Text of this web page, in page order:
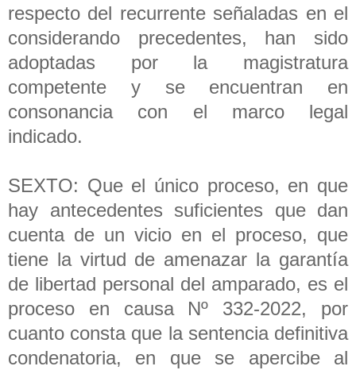
respecto del recurrente señaladas en el
considerando precedentes, han sido
adoptadas por la magistratura
competente y se encuentran en
consonancia con el marco legal
indicado.
SEXTO: Que el único proceso, en que
hay antecedentes suficientes que dan
cuenta de un vicio en el proceso, que
tiene la virtud de amenazar la garantía
de libertad personal del amparado, es el
proceso en causa Nº 332-2022, por
cuanto consta que la sentencia definitiva
condenatoria, en que se apercibe al